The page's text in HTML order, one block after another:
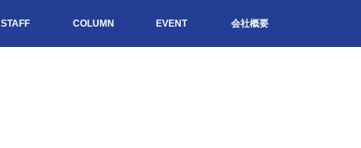
STAFF COLUMN EVENT 会社概要